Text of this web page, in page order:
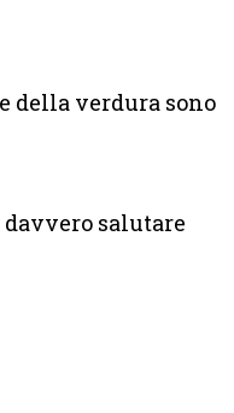
della verdura sono
salutare